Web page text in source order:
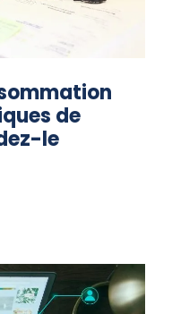
de
le